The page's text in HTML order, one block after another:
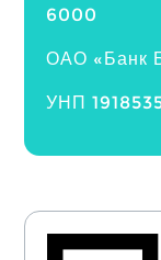
6000
ОАО «Банк
УНП